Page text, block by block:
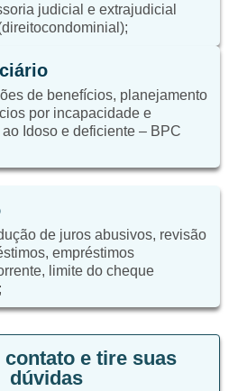
judicial e extrajudicial
de benefícios, planejamento
por incapacidade e
Idoso e deficiente – BPC
de juros abusivos, revisão
empréstimos
limite do cheque
contato e tire suas
dúvidas